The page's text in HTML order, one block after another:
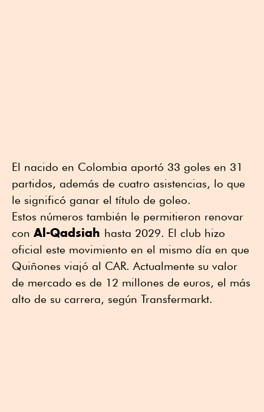
El nacido en Colombia aportó 33 goles en 31
partidos, además de cuatro asistencias, lo que
le significó ganar el título de goleo.
Estos números también le permitieron renovar
con Al-Qadsiah hasta 2029. El club hizo
oficial este movimiento en el mismo día en que
Quiñones viajó al CAR. Actualmente su valor
de mercado es de 12 millones de euros, el más
alto de su carrera, según Transfermarkt.